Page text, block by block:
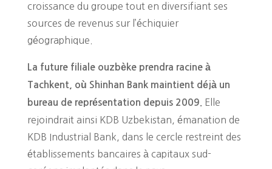
croissance du groupe tout en diversifiant ses
sources de revenus sur l’échiquier
géographique.
La future filiale ouzbèke prendra racine à
Tachkent, où Shinhan Bank maintient déjà un
bureau de représentation depuis 2009.
Elle
rejoindrait ainsi KDB Uzbekistan, émanation de
KDB Industrial Bank, dans le cercle restreint des
établissements bancaires à capitaux sud-